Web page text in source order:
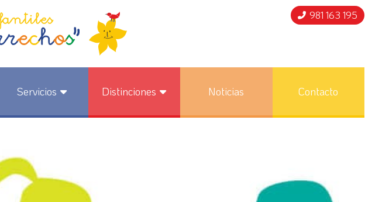
981 163 195
Servicios Distinciones Noticias Contacto